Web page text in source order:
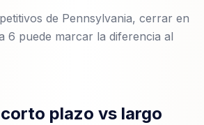
de Pennsylvania, cerrar en
6 puede marcar la diferencia al
plazo vs largo